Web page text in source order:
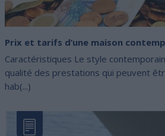
Prix et tarifs d’une maison
Caractéristiques Le style
qualité des prestations qui peuvent
hab(...)